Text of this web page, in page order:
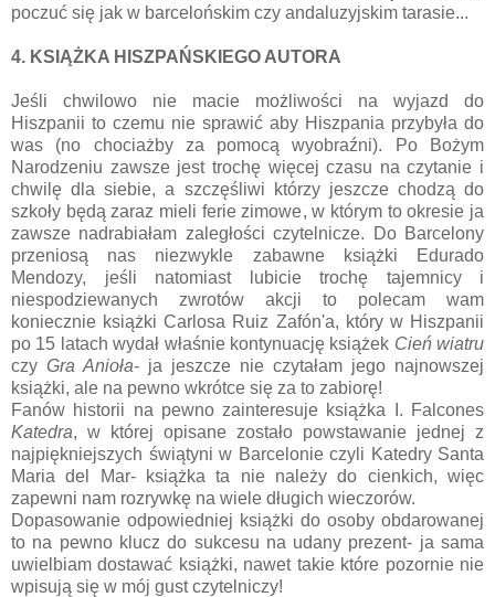
poczuć się jak w barcelońskim czy andaluzyjskim tarasie...
4. KSIĄŻKA HISZPAŃSKIEGO AUTORA
Jeśli chwilowo nie macie możliwości na wyjazd do
Hiszpanii to czemu nie sprawić aby Hiszpania przybyła do
was (no chociażby za pomocą wyobraźni). Po Bożym
Narodzeniu zawsze jest trochę więcej czasu na czytanie i
chwilę dla siebie, a szczęśliwi którzy jeszcze chodzą do
szkoły będą zaraz mieli ferie zimowe, w którym to okresie ja
zawsze nadrabiałam zaległości czytelnicze. Do Barcelony
przeniosą nas niezwykle zabawne książki Edurado
Mendozy, jeśli natomiast lubicie trochę tajemnicy i
niespodziewanych zwrotów akcji to polecam wam
koniecznie książki Carlosa Ruiz Zafón'a, który w Hiszpanii
po 15 latach wydał właśnie kontynuację książek Cień wiatru
czy Gra Anioła- ja jeszcze nie czytałam jego najnowszej
książki, ale na pewno wkrótce się za to zabiorę!
Fanów historii na pewno zainteresuje książka I. Falcones
Katedra, w której opisane zostało powstawanie jednej z
najpiękniejszych świątyni w Barcelonie czyli Katedry Santa
Maria del Mar- książka ta nie należy do cienkich, więc
zapewni nam rozrywkę na wiele długich wieczorów.
Dopasowanie odpowiedniej książki do osoby obdarowanej
to na pewno klucz do sukcesu na udany prezent- ja sama
uwielbiam dostawać książki, nawet takie które pozornie nie
wpisują się w mój gust czytelniczy!